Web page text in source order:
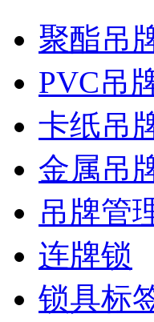
聚酯吊
PVC吊
卡纸吊
金属吊
吊牌管
连牌锁
锁具标